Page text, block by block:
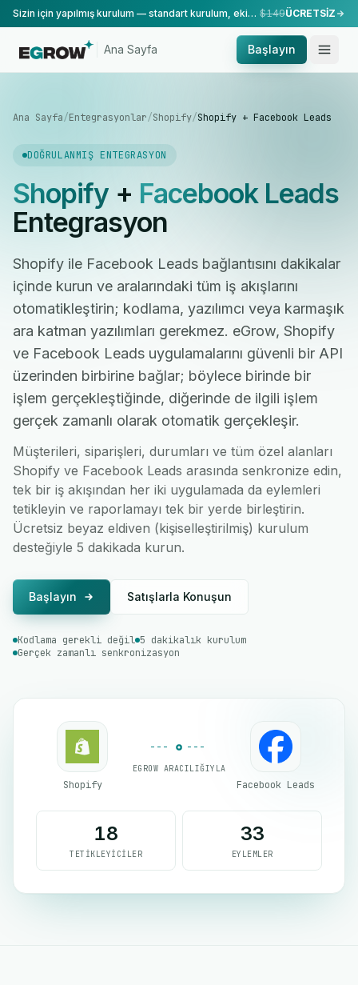
Sizin için yapılmış kurulum — standart kurulum, ekibimiz tarafından yapılır. $149ÜCRETSİZ
Ana Sayfa Başlayın
Ana Sayfa/Entegrasyonlar/Shopify/Shopify + Facebook Leads
DOĞRULANMIŞ ENTEGRASYON
Shopify+ Facebook Leads
Entegrasyon
Shopify ile Facebook Leads bağlantısını dakikalar
içinde kurun ve aralarındaki tüm iş akışlarını
otomatikleştirin; kodlama, yazılımcı veya karmaşık
ara katman yazılımları gerekmez. eGrow, Shopify
ve Facebook Leads uygulamalarını güvenli bir API
üzerinden birbirine bağlar; böylece birinde bir
işlem gerçekleştiğinde, diğerinde de ilgili işlem
gerçek zamanlı olarak otomatik gerçekleşir.
Müşterileri, siparişleri, durumları ve tüm özel alanları
Shopify ve Facebook Leads arasında senkronize edin,
tek bir iş akışından her iki uygulamada da eylemleri
tetikleyin ve raporlamayı tek bir yerde birleştirin.
Ücretsiz beyaz eldiven (kişiselleştirilmiş) kurulum
desteğiyle 5 dakikada kurun.
Başlayın Satışlarla Konuşun
Kodlama gerekli değil 5 dakikalık kurulum
Gerçek zamanlı senkronizasyon
Shopify
EGROW ARACILIĞIYLA
Facebook Leads
18
TETIKLEYICILER
33
EYLEMLER